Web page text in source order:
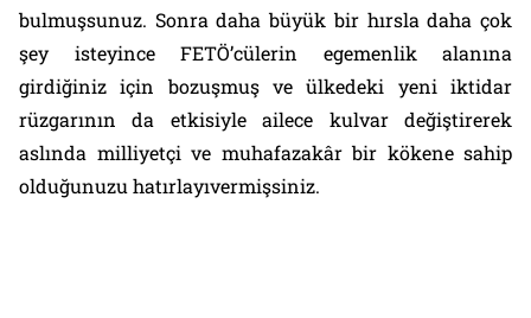
bulmuşsunuz. Sonra daha büyük bir hırsla daha çok
şey isteyince FETÖ’cülerin egemenlik alanına
girdiğiniz için bozuşmuş ve ülkedeki yeni iktidar
rüzgarının da etkisiyle ailece kulvar değiştirerek
aslında milliyetçi ve muhafazakâr bir kökene sahip
olduğunuzu hatırlayıvermişsiniz.